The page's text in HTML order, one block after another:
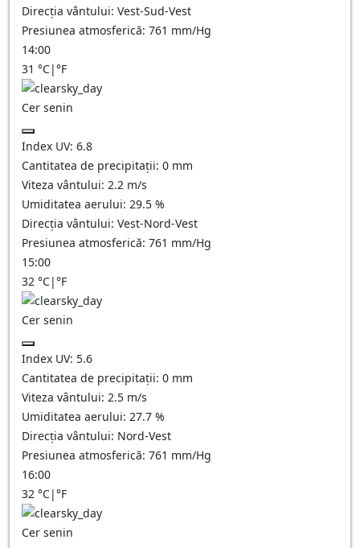
Direcția vântului: Vest-Sud-Vest
Presiunea atmosferică: 761 mm/Hg
14:00
31 °C|°F
Cer senin
Index UV: 6.8
Cantitatea de precipitații: 0 mm
Viteza vântului: 2.2 m/s
Umiditatea aerului: 29.5 %
Direcția vântului: Vest-Nord-Vest
Presiunea atmosferică: 761 mm/Hg
15:00
32 °C|°F
Cer senin
Index UV: 5.6
Cantitatea de precipitații: 0 mm
Viteza vântului: 2.5 m/s
Umiditatea aerului: 27.7 %
Direcția vântului: Nord-Vest
Presiunea atmosferică: 761 mm/Hg
16:00
32 °C|°F
Cer senin